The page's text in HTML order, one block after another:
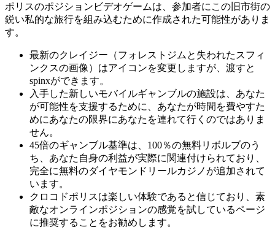
ポリスのポジションビデオゲームは、参加者にこの旧市街の
鋭い私的な旅行を組み込むために作成された可能性がありま
す。
最新のクレイジー（フォレストジムと失われたスフィ
ンクスの画像）はアイコンを変更しますが、渡すと
spinxができます。
入手した新しいモバイルギャンブルの施設は、あなた
が可能性を支援するために、あなたが時間を費やすた
めにあなたの限界にあなたを連れて行くのではありま
せん。
45倍のギャンブル基準は、100％の無料リボルブのう
ち、あなた自身の利益が実際に関連付けられており、
完全に無料のダイヤモンドリールカジノが追加されて
います。
クロコドポリスは楽しい体験であると信じており、素
敵なオンラインポジションの感覚を試しているページ
に推奨することをお勧めします。